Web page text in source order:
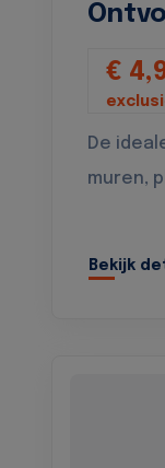
€
De
muren,
Bekijk